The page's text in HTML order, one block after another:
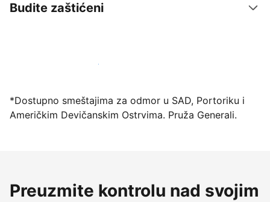
Budite zaštićeni
Registrujte svoj objekat već danas
*Dostupno smeštajima za odmor u SAD, Portoriku i
Američkim Devičanskim Ostrvima. Pruža Generali.
Preuzmite kontrolu nad svojim